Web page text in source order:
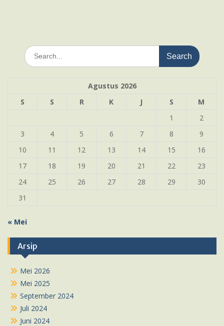
Search
for:
Agustus 2026
S
S R K J S
M
1
2
3
4 5 6 7 8
9
10
11 12 13 14 15
16
17
18 19 20 21 22
23
24
25 26 27 28 29
30
31
« Mei
Arsip
Mei 2026
Mei 2025
September 2024
Juli 2024
Juni 2024